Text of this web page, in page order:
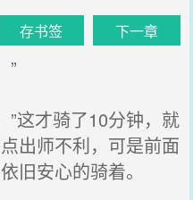
存书签 下一章
”
这才骑了10分钟，就
出师不利，可是前面
旧安心的骑着。